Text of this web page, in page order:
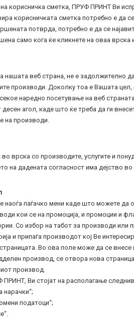
корисничка сметка, ПРУФ ПРИНТ Ви
корисничката сметка потребно е да
потврда, потребно е да се
само кога ќе кликнете на оваа
веб страна, не е задолжително
производи. Доколку тоа е Вашата цел,
наредно посетување на веб
десен агол, каде што ќе треба да ги
на производи.
врска со производите, услугите и
на дадената согласност има дејство во
паѓачко мени каде што можете да
кои се на промоција, и промоции и
Со избор на табот за производи или
и припаѓа производот кој Ве
Во ова поле може да се
производ, се отвора нова
производ.
Ви стојат на располагање
нарачки“;
податоци“;